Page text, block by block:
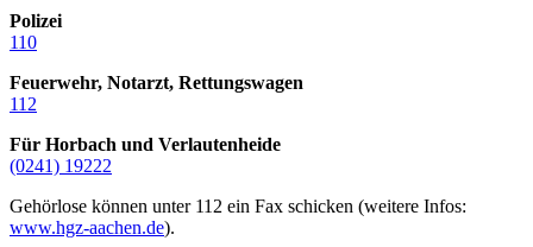
Polizei
110
Feuerwehr, Notarzt, Rettungswagen
112
Für Horbach und Verlautenheide
(0241) 19222
Gehörlose können unter 112 ein Fax schicken (weitere Infos:
www.hgz-aachen.de).